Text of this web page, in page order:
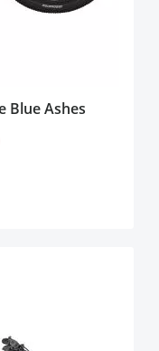
Blue Ashes